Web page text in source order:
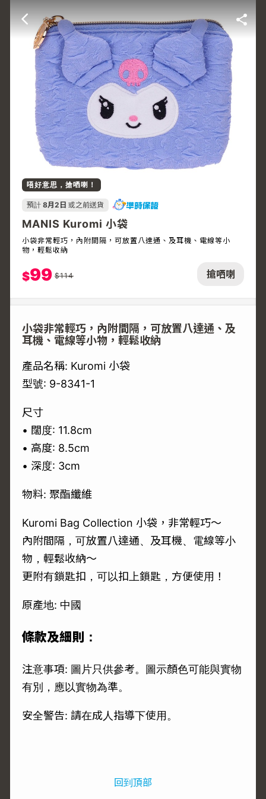
搶哂喇
唔好意思，搶哂喇！
預計 8月2日 或之前送貨
MANIS Kuromi 小袋
小袋非常輕巧，內附間隔，可放置八達通、及耳機、電線等小
物，輕鬆收納
$99 $114
小袋非常輕巧，內附間隔，可放置八達通、及
耳機、電線等小物，輕鬆收納
產品名稱: Kuromi 小袋
型號: 9-8341-1
尺寸
• 闊度: 11.8cm
• 高度: 8.5cm
• 深度: 3cm
物料: 聚酯纖維
Kuromi Bag Collection 小袋，非常輕巧～
內附間隔，可放置八達通、及耳機、電線等小
物，輕鬆收納～
更附有鎖匙扣，可以扣上鎖匙，方便使用！
原產地: 中國
條款及細則：
注意事項: 圖片只供參考。圖示顏色可能與實物
有別，應以實物為準。
安全警告: 請在成人指導下使用。
回到頂部